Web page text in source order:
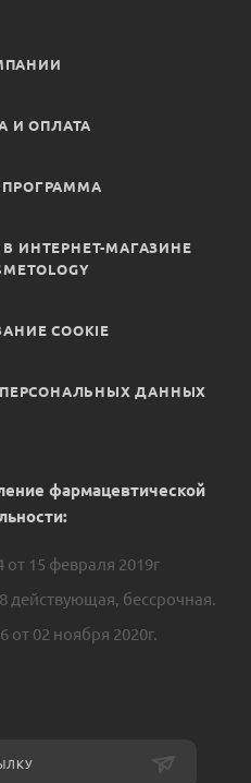
И ОПЛАТА
ПРОГРАММА
ИНТЕРНЕТ-МАГАЗИНЕ
COOKIE
ДАННЫХ
фармацевтической
от 15 февраля 2019г
действующая, бессрочная.
от 02 ноября 2020г.